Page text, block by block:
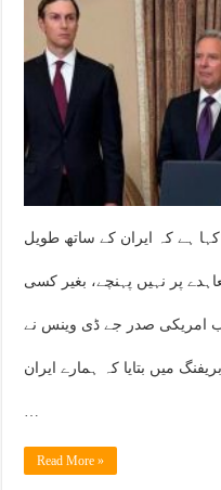
ہے کہ ایران کے ساتھ طویل
پر نہیں پہنچے، بغیر کسی
امریکی صدر جے ڈی وینس نے
میں بتایا کہ ہمارے ایران
Read More »